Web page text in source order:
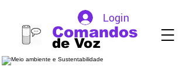
de Voz
Comandos
Login